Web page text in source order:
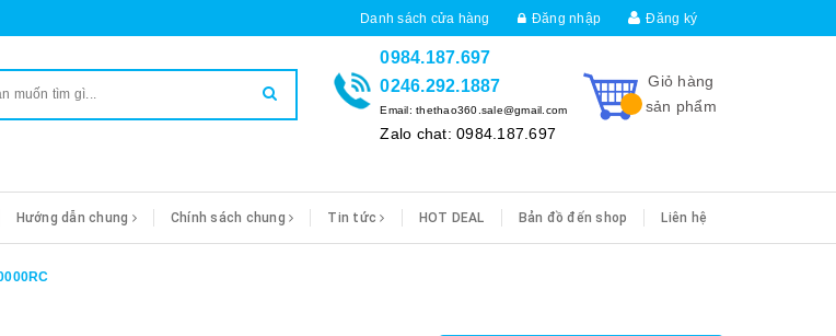
Danh sách cửa hàng Đăng nhập Đăng ký
Giỏ hàng
sản phẩm
0984.187.697
0246.292.1887
Email: thethao360.sale@gmail.com
Zalo chat: 0984.187.697
Hướng dẫn chung Chính sách chung Tin tức HOT DEAL Bản đồ đến shop Liên hệ